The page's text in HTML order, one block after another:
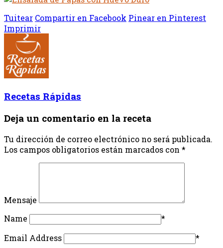
Tuitear Compartir en Facebook Pinear en Pinterest
Imprimir
Recetas Rápidas
Deja un comentario en la receta
Tu dirección de correo electrónico no será publicada.
Los campos obligatorios están marcados con *
Mensaje
Name
*
Email Address
*